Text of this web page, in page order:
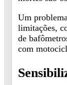
Um
limitações,
de
com